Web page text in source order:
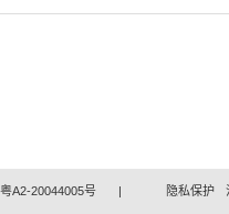
A2-20044005号 | 隐私保护